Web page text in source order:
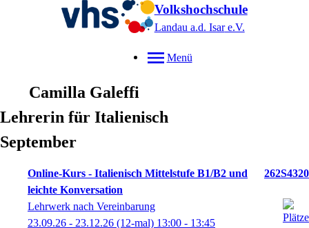
Volkshochschule
Landau a.d. Isare.V.
Menü
Camilla Galeffi
Lehrerin für Italienisch
September
Online-Kurs - Italienisch Mittelstufe B1/B2 und
leichte Konversation
262S4320
Lehrwerk nach Vereinbarung
23.09.26 - 23.12.26 (12-mal) 13:00 - 13:45